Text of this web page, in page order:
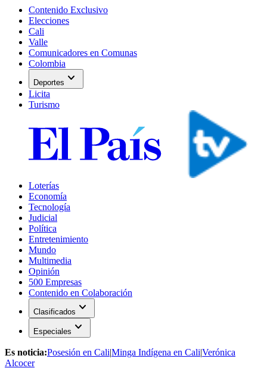
Contenido Exclusivo
Elecciones
Cali
Valle
Comunicadores en Comunas
Colombia
Deportes expand_more
Licita
Turismo
Loterías
Economía
Tecnología
Judicial
Política
Entretenimiento
Mundo
Multimedia
Opinión
500 Empresas
Contenido en Colaboración
Clasificados expand_more
Especiales expand_more
Es noticia:Posesión en Cali|Minga Indígena en Cali|Verónica
Alcocer